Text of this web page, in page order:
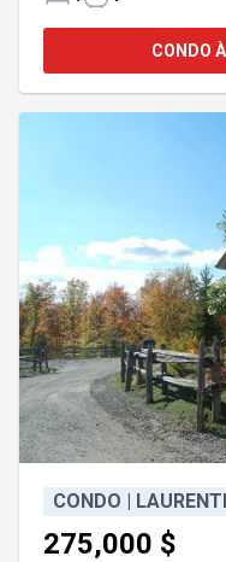
manger sont côte à
fonctionnelle avec
grande terrasse
CONDO
CONDO |
275,000 $